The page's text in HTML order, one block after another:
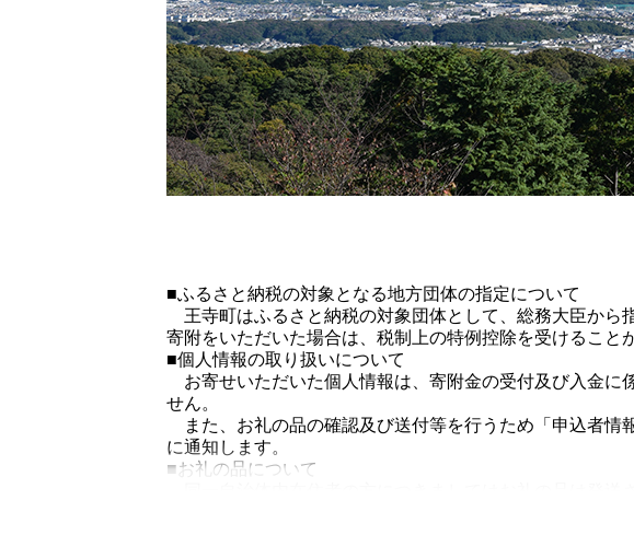
■ふるさと納税の対象となる地方団体の指定について
王寺町はふるさと納税の対象団体として、総務大臣から
寄附をいただいた場合は、税制上の特例控除を受けること
■個人情報の取り扱いについて
お寄せいただいた個人情報は、寄附金の受付及び入金に
せん。
また、お礼の品の確認及び送付等を行うため「申込者情
に通知します。
■お礼の品について
同一自治体内在住者の方につきましてはお礼の品は発送